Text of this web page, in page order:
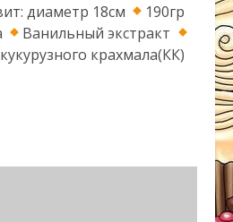
диаметр 18см
190гр
Ванильный экстракт
крахмала(КК)